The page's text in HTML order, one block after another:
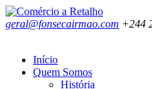
geral@fonsecairmao.com +244
Início
Quem Somos
História